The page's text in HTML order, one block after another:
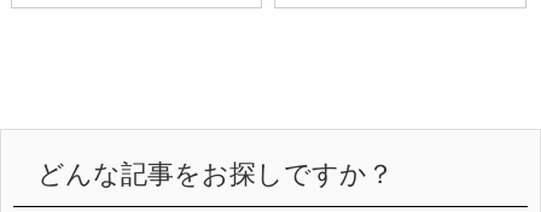
どんな記事をお探しですか？